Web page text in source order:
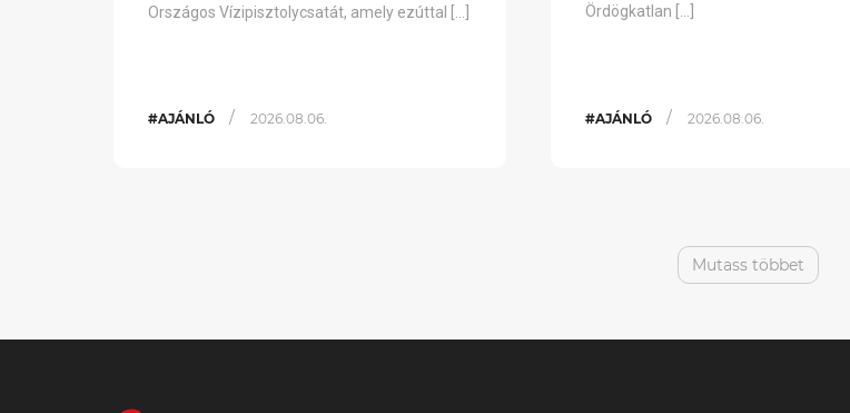
Országos Vízipisztolycsatát, amely ezúttal […]
#AJÁNLÓ / 2026.08.06.
Ördögkatlan […]
#AJÁNLÓ / 2026.08.06.
Mutass többet